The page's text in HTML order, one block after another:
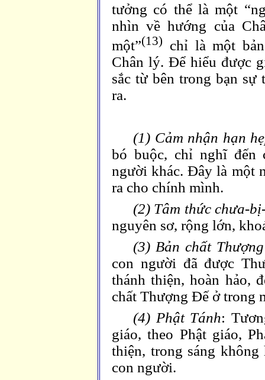
tưởng có thể là một
nhìn về hướng của
một”(13)
chỉ là một
Chân lý. Để hiểu được
sắc từ bên trong bạn
ra.
(1) Cảm nhận hạn
bó buộc, chỉ nghĩ đến
người khác. Đây là một
ra cho chính mình.
(2) Tâm thức chưa-
nguyên sơ, rộng lớn,
(3) Bản chất
con người đã được
thánh thiện, hoàn hảo,
chất Thượng Đế ở trong
(4) Phật Tánh:
giáo, theo Phật giáo,
thiện, trong sáng
con người.